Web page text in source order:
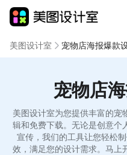
美图设计室 宠物店海报爆款
宠物店
美图设计室为您提供丰富的宠
辑和免费下载。无论是创意个
宣传，我们的工具让您轻松
效，满足您的设计需求。马上